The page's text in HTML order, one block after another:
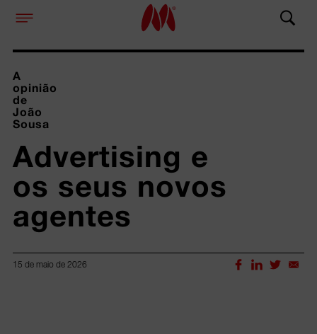
A
opinião
de
João
Sousa
Advertising e
os seus novos
agentes
15 de maio de 2026